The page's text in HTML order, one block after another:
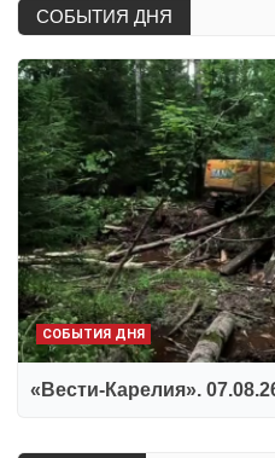
СОБЫТИЯ ДНЯ
СОБЫТИЯ ДНЯ
«Вести-Карелия».